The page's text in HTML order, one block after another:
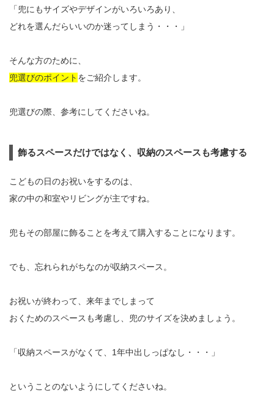
「兜にもサイズやデザインがいろいろあり、
どれを選んだらいいのか迷ってしまう・・・」
そんな方のために、
兜選びのポイント をご紹介します。
兜選びの際、参考にしてくださいね。
飾るスペースだけではなく、収納のスペースも考慮する
こどもの日のお祝いをするのは、
家の中の和室やリビングが主ですね。
兜もその部屋に飾ることを考えて購入することになります。
でも、忘れられがちなのが収納スペース。
お祝いが終わって、来年までしまって
おくためのスペースも考慮し、兜のサイズを決めましょう。
「収納スペースがなくて、1年中出しっぱなし・・・」
ということのないようにしてくださいね。